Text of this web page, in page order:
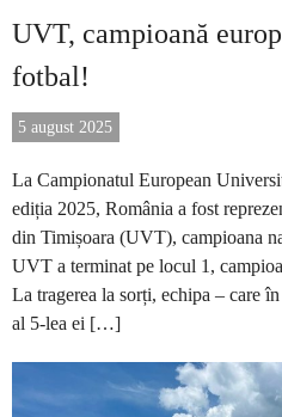
UVT, campioană
fotbal!
5 august 2025
La Campionatul European
ediția 2025, România a fost
din Timișoara (UVT), campioana
UVT a terminat pe locul 1,
La tragerea la sorți, echipa – care
al 5-lea ei […]